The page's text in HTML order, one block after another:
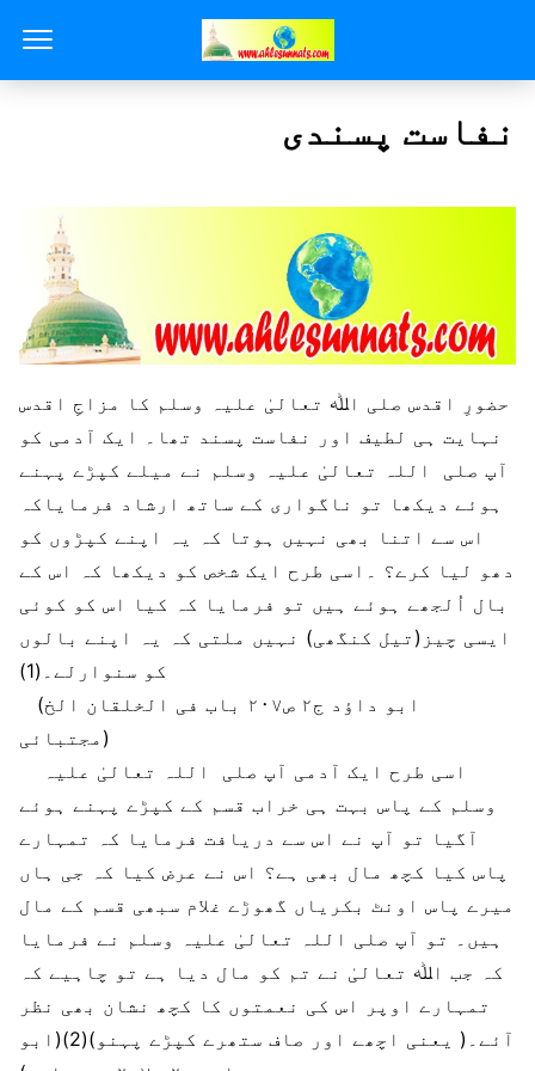
نفاست پسندی
حضورِ اقدس صلی اﷲ تعالیٰ علیہ وسلم کا مزاجِ اقدس
نہایت ہی لطیف اور نفاست پسند تھا۔ ایک آدمی کو
آپ صلی اللہ تعالیٰ علیہ وسلم نے میلے کپڑے پہنے
ہوئے دیکھا تو ناگواری کے ساتھ ارشاد فرمایاکہ
اس سے اتنا بھی نہیں ہوتا کہ یہ اپنے کپڑوں کو
دھو لیا کرے؟ ۔اسی طرح ایک شخص کو دیکھا کہ اس کے
بال اُلجھے ہوئے ہیں تو فرمایا کہ کیا اس کو کوئی
ایسی چیز(تیل کنگھی) نہیں ملتی کہ یہ اپنے بالوں
کو سنوارلے۔(1)
(ابو داؤد ج۲ ص۲۰۷ باب فی الخلقان الخ
مجتبائی)
وسلم کے پاس بہت ہی خراب قسم کے کپڑے پہنے ہوئے
آگیا تو آپ نے اس سے دریافت فرمایا کہ تمہارے
پاس کیا کچھ مال بھی ہے؟ اس نے عرض کیا کہ جی ہاں
میرے پاس اونٹ بکریاں گھوڑے غلام سبھی قسم کے مال
ہیں۔ تو آپ صلی اللہ تعالیٰ علیہ وسلم نے فرمایا
کہ جب اﷲ تعالیٰ نے تم کو مال دیا ہے تو چاہیے کہ
تمہارے اوپر اس کی نعمتوں کا کچھ نشان بھی نظر
آئے۔( یعنی اچھے اور صاف ستھرے کپڑے پہنو)(2)(ابو